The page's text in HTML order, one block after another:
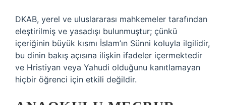
DKAB, yerel ve uluslararası mahkemeler tarafından
eleştirilmiş ve yasadışı bulunmuştur; çünkü
içeriğinin büyük kısmı İslam’ın Sünni koluyla ilgilidir,
bu dinin bakış açısına ilişkin ifadeler içermektedir
ve Hristiyan veya Yahudi olduğunu kanıtlamayan
hiçbir öğrenci için etkili değildir.